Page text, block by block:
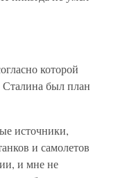
которой
был план
источники,
и самолетов
и мне не